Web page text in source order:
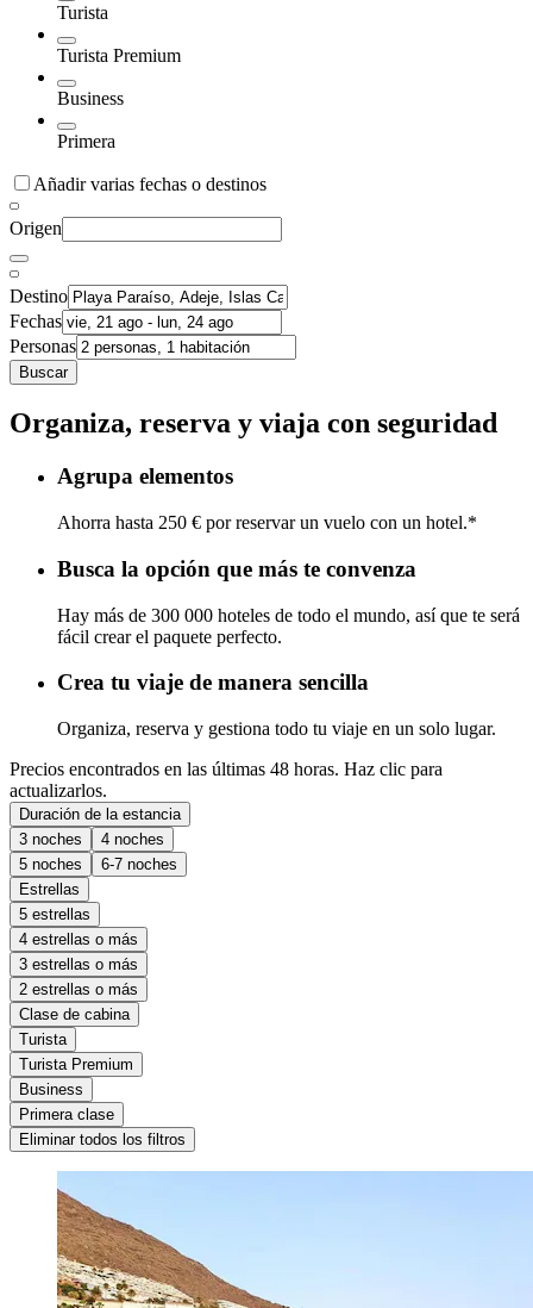
Turista
Turista Premium
Business
Primera
Añadir varias fechas o destinos
Origen
Destino
Fechas
Personas
Buscar
Organiza, reserva y viaja con seguridad
Agrupa elementos
Ahorra hasta 250 € por reservar un vuelo con un hotel.*
Busca la opción que más te convenza
Hay más de 300 000 hoteles de todo el mundo, así que te será
fácil crear el paquete perfecto.
Crea tu viaje de manera sencilla
Organiza, reserva y gestiona todo tu viaje en un solo lugar.
Precios encontrados en las últimas 48 horas. Haz clic para
actualizarlos.
Duración de la estancia
3 noches
4 noches
5 noches
6-7 noches
Estrellas
5 estrellas
4 estrellas o más
3 estrellas o más
2 estrellas o más
Clase de cabina
Turista
Turista Premium
Business
Primera clase
Eliminar todos los filtros